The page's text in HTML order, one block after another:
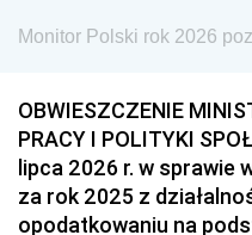
Monitor Polski rok 2026
OBWIESZCZENIE
PRACY I POLITYKI
lipca 2026 r. w sprawie
za rok 2025 z
opodatkowaniu na